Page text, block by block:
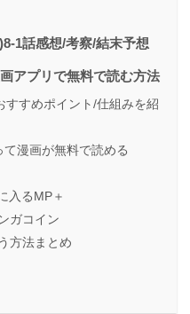
1話感想/考察/結末予想
アプリで無料で読む方法
すすめポイント/仕組みを紹
漫画が無料で読める
入るMP＋
ガコイン
方法まとめ